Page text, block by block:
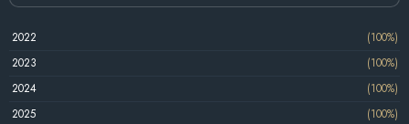
2022
(100%)
2023
(100%)
2024
(100%)
2025
(100%)